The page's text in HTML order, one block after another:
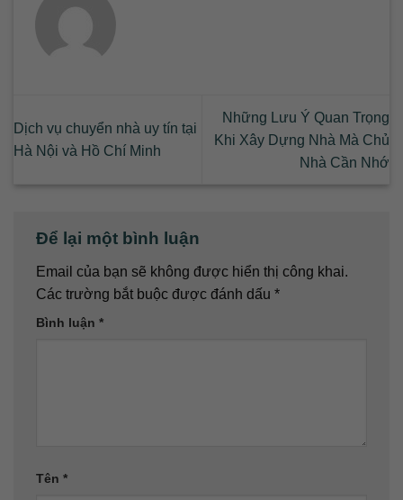
Dịch vụ chuyển nhà uy tín tại
Hà Nội và Hồ Chí Minh
Những Lưu Ý Quan Trọng
Khi Xây Dựng Nhà Mà Chủ
Nhà Cần Nhớ
Để lại một bình luận
Email của bạn sẽ không được hiển thị công khai.
Các trường bắt buộc được đánh dấu *
Bình luận *
Tên *